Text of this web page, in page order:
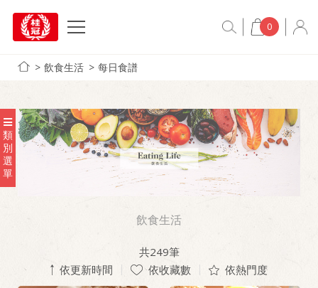
0
飲食生活 每日食譜
類
別
選
單
飲食生活
共249筆
依更新時間
依收藏數 依熱門度